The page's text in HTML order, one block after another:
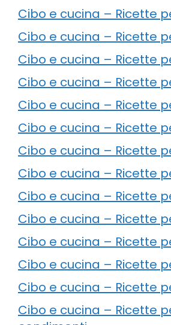
Cibo e cucina – Ricette
Cibo e cucina – Ricette
Cibo e cucina – Ricette
Cibo e cucina – Ricette
Cibo e cucina – Ricette
Cibo e cucina – Ricette
Cibo e cucina – Ricette
Cibo e cucina – Ricette
Cibo e cucina – Ricette
Cibo e cucina – Ricette
Cibo e cucina – Ricette
Cibo e cucina – Ricette
Cibo e cucina – Ricette
Cibo e cucina – Ricette